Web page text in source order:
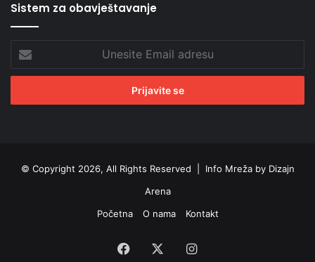
Sistem za obavještavanje
Email
adresu
© Copyright 2026, All Rights Reserved | Info Mreža by Dizajn
Arena
Početna
O nama Kontakt
Facebook Instagram